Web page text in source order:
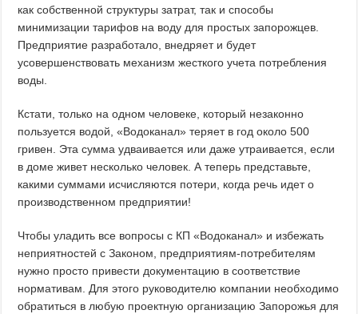
как собственной структуры затрат, так и способы
минимизации тарифов на воду для простых запорожцев.
Предприятие разработало, внедряет и будет
усовершенствовать механизм жесткого учета потребления
воды.
Кстати, только на одном человеке, который незаконно
пользуется водой, «Водоканал» теряет в год около 500
гривен. Эта сумма удваивается или даже утраивается, если
в доме живет несколько человек. А теперь представьте,
какими суммами исчисляются потери, когда речь идет о
производственном предприятии!
Чтобы уладить все вопросы с КП «Водоканал» и избежать
неприятностей с Законом, предприятиям-потребителям
нужно просто привести документацию в соответствие
нормативам. Для этого руководителю компании необходимо
обратиться в любую проектную организацию Запорожья для